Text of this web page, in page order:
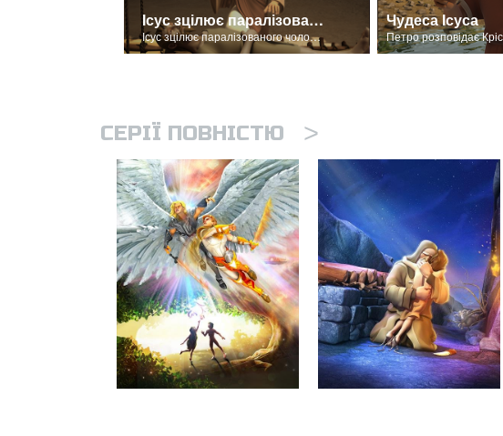
Ісус зцілює паралізованого
Ісус зцілює паралізованого чоловіка.
Чудеса Ісуса
СЕРІЇ ПОВНІСТЮ >